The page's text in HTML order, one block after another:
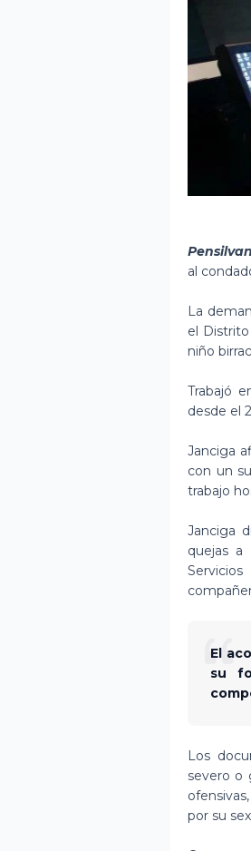
al
La
el
niño
Trabajó
desde el
Janciga
con un
trabajo
Janciga
quejas a
El
su
Los
severo o
por su